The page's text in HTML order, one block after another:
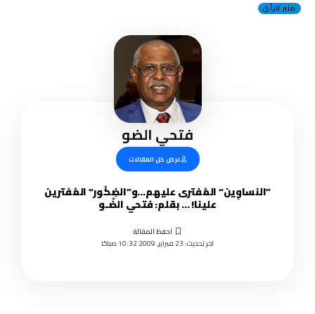
منبر الرأي
فتحي الضو
عرض كل المقالات
”النساوِين“ المُفترى عليهم…و”الضِكُور“ المُفترين
علينا! … بقلم: فتحي الضّـو
اخر تحديث: 23 فبراير, 2009 10:32 صباحًا